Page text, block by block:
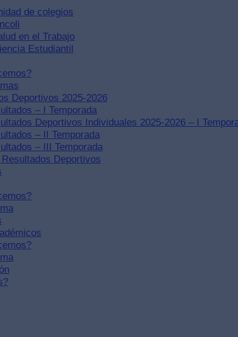
de colegios
en el Trabajo
Estudiantil
Deportivos 2025-2026
– I Temporada
Deportivos Individuales 2025-2026 – I
– II Temporada
– III Temporada
Deportivos